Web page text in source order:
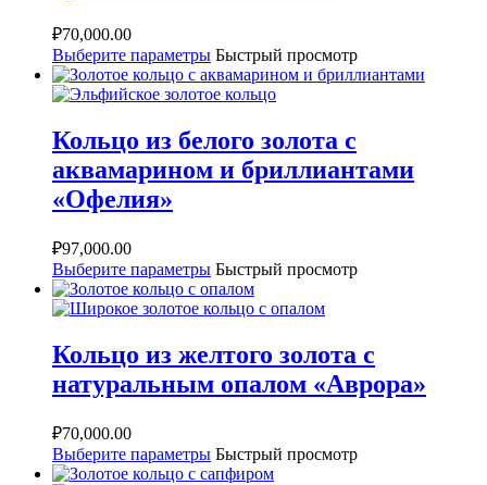
₽70,000.00
Выберите параметры Быстрый просмотр
Кольцо из белого золота с
аквамарином и бриллиантами
«Офелия»
₽97,000.00
Выберите параметры Быстрый просмотр
Кольцо из желтого золота с
натуральным опалом «Аврора»
₽70,000.00
Выберите параметры Быстрый просмотр